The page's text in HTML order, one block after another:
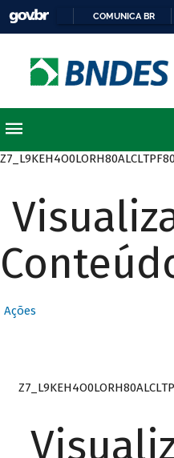
COMUNICA BR
Ações